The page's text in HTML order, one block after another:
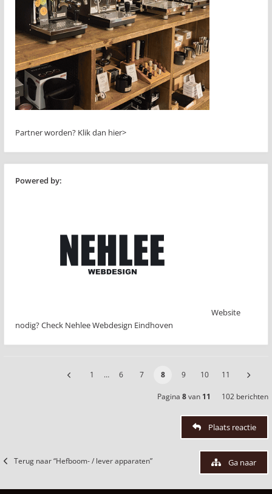
Partner worden? Klik dan hier>
Powered by:
Website
nodig? Check Nehlee Webdesign Eindhoven
1 … 6 7 8 9 10 11
Pagina 8van 11 102 berichten
Plaats reactie
Terug naar “Hefboom- / lever apparaten” Ga naar